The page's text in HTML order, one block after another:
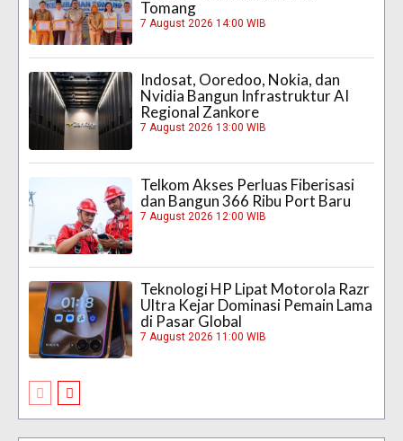
Tomang
7 August 2026 14:00 WIB
Indosat, Ooredoo, Nokia, dan
Nvidia Bangun Infrastruktur AI
Regional Zankore
7 August 2026 13:00 WIB
Telkom Akses Perluas Fiberisasi
dan Bangun 366 Ribu Port Baru
7 August 2026 12:00 WIB
Teknologi HP Lipat Motorola Razr
Ultra Kejar Dominasi Pemain Lama
di Pasar Global
7 August 2026 11:00 WIB